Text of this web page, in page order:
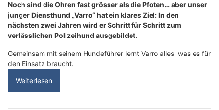
Noch sind die Ohren fast grösser als die Pfoten… aber unser
junger Diensthund „Varro“ hat ein klares Ziel: In den
nächsten zwei Jahren wird er Schritt für Schritt zum
verlässlichen Polizeihund ausgebildet.
Gemeinsam mit seinem Hundeführer lernt Varro alles, was es für
den Einsatz braucht.
Weiterlesen